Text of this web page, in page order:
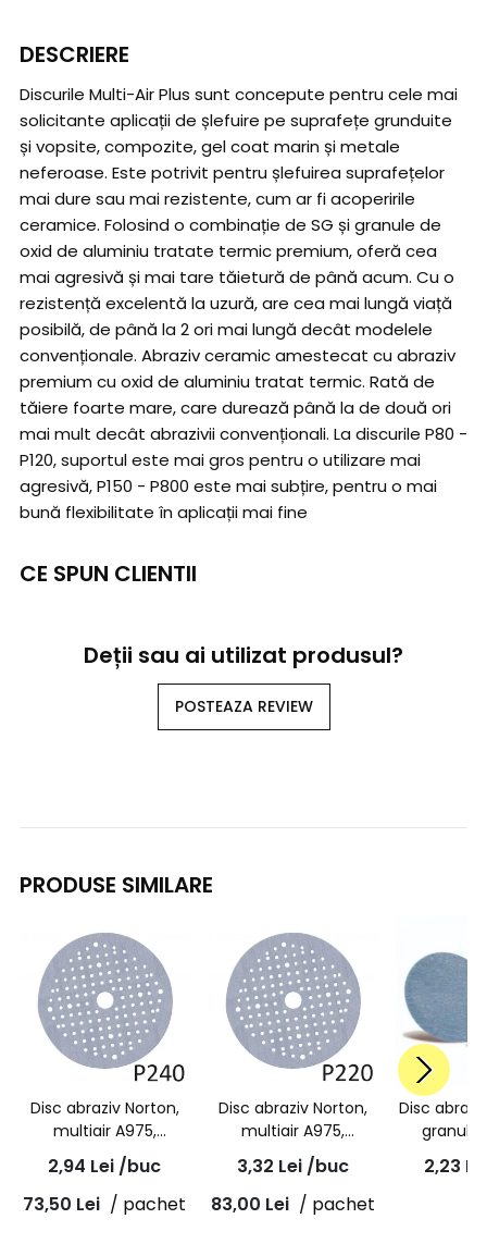
DESCRIERE
Discurile Multi-Air Plus sunt concepute pentru cele mai
solicitante aplicații de șlefuire pe suprafețe grunduite
și vopsite, compozite, gel coat marin și metale
neferoase. Este potrivit pentru șlefuirea suprafețelor
mai dure sau mai rezistente, cum ar fi acoperirile
ceramice. Folosind o combinație de SG și granule de
oxid de aluminiu tratate termic premium, oferă cea
mai agresivă și mai tare tăietură de până acum. Cu o
rezistență excelentă la uzură, are cea mai lungă viață
posibilă, de până la 2 ori mai lungă decât modelele
convenționale. Abraziv ceramic amestecat cu abraziv
premium cu oxid de aluminiu tratat termic. Rată de
tăiere foarte mare, care durează până la de două ori
mai mult decât abrazivii convenționali. La discurile P80 -
P120, suportul este mai gros pentru o utilizare mai
agresivă, P150 - P800 este mai subțire, pentru o mai
bună flexibilitate în aplicații mai fine
CE SPUN CLIENTII
Deții sau ai utilizat produsul?
POSTEAZA REVIEW
PRODUSE SIMILARE
Disc abraziv Norton,
multiair A975,
granulatie P240,
prindere velcro,
diametru 150mm
2,94 Lei /buc
73,50 Lei / pachet
Disc abraziv Norton,
multiair A975,
granulatie P220,
prindere velcro,
diametru 150mm
3,32 Lei /buc
83,00 Lei / pachet
Disc
Repair,
2,23